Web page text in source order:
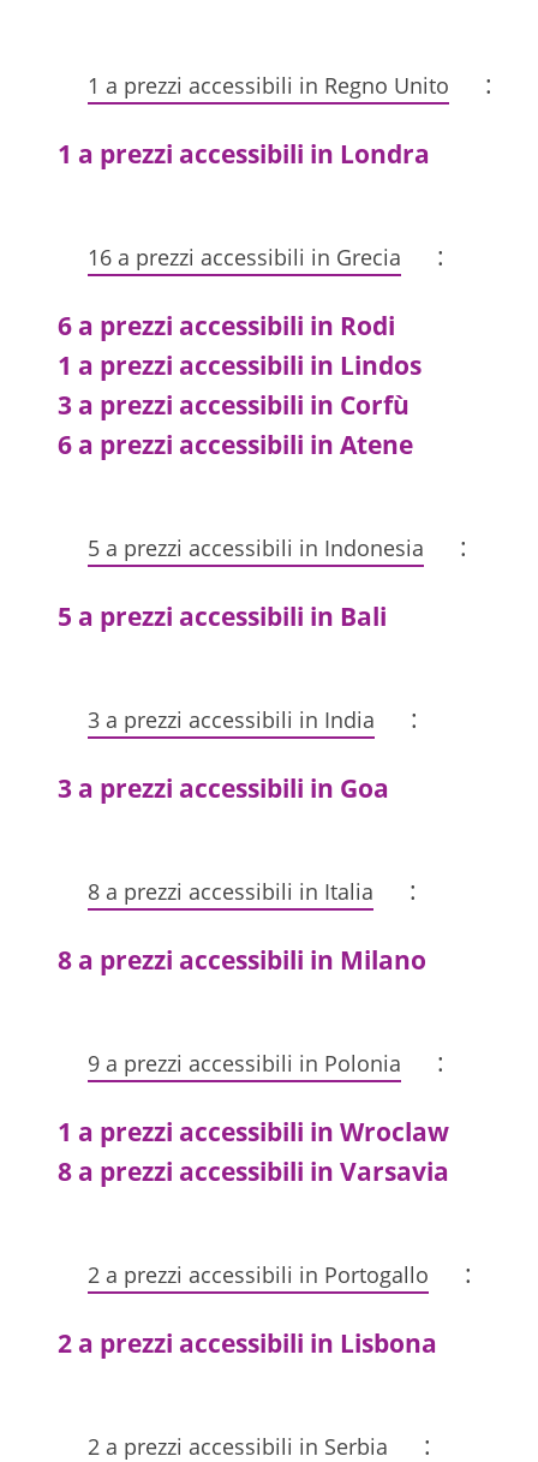
1 a prezzi accessibili in Regno Unito :
1 a prezzi accessibili in Londra
16 a prezzi accessibili in Grecia :
6 a prezzi accessibili in Rodi
1 a prezzi accessibili in Lindos
3 a prezzi accessibili in Corfù
6 a prezzi accessibili in Atene
5 a prezzi accessibili in Indonesia :
5 a prezzi accessibili in Bali
3 a prezzi accessibili in India :
3 a prezzi accessibili in Goa
8 a prezzi accessibili in Italia :
8 a prezzi accessibili in Milano
9 a prezzi accessibili in Polonia :
1 a prezzi accessibili in Wroclaw
8 a prezzi accessibili in Varsavia
2 a prezzi accessibili in Portogallo :
2 a prezzi accessibili in Lisbona
2 a prezzi accessibili in Serbia :